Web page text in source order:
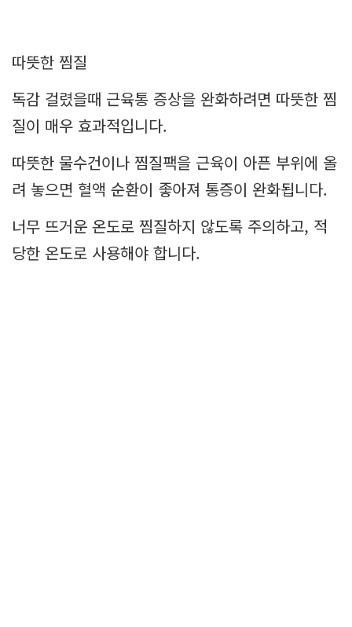
따뜻한 찜질
독감 걸렸을때 근육통 증상을 완화하려면 따뜻한 찜
질이 매우 효과적입니다.
따뜻한 물수건이나 찜질팩을 근육이 아픈 부위에 올
려 놓으면 혈액 순환이 좋아져 통증이 완화됩니다.
너무 뜨거운 온도로 찜질하지 않도록 주의하고, 적
당한 온도로 사용해야 합니다.